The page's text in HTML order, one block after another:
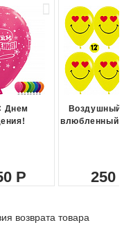
Днем
Воздушный
влюбленный
250
возврата товара